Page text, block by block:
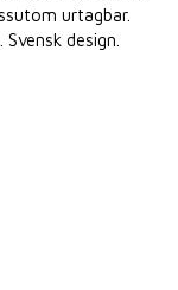
urtagbar.
design.